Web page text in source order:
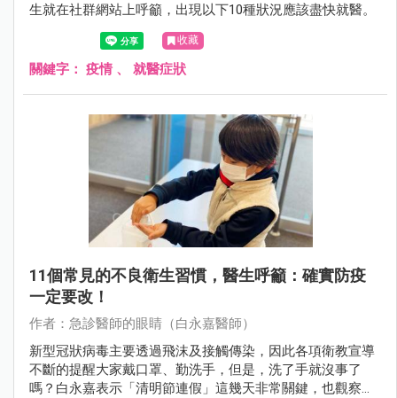
生就在社群網站上呼籲，出現以下10種狀況應該盡快就醫。
收藏
關鍵字： 疫情 、 就醫症狀
11個常見的不良衛生習慣，醫生呼籲：確實防疫
一定要改！
作者：急診醫師的眼睛（白永嘉醫師）
新型冠狀病毒主要透過飛沫及接觸傳染，因此各項衛教宣導
不斷的提醒大家戴口罩、勤洗手，但是，洗了手就沒事了
嗎？白永嘉表示「清明節連假」這幾天非常關鍵，也觀察到